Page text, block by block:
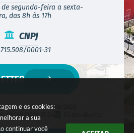
e os cookies:
a sua
continuar você
segunda-feira a sexta-
das 8h às 17h
CNPJ
0001-31
Sistema:3.5.3 - 19/06/2026
06/08/2026 17:24